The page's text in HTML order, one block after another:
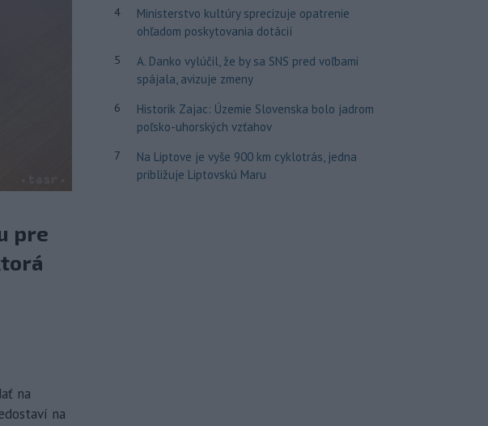
pre
na
na
4
Ministerstvo kultúry sprecizuje opatrenie
ohľadom poskytovania dotácií
5
A. Danko vylúčil, že by sa SNS pred voľbami
spájala, avizuje zmeny
6
Historik Zajac: Územie Slovenska bolo jadrom
poľsko-uhorských vzťahov
7
Na Liptove je vyše 900 km cyklotrás, jedna
približuje Liptovskú Maru